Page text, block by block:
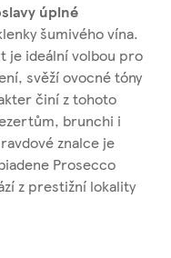
úplné
šumivého vína.
je ideální volbou pro
svěží ovocné tóny
činí z tohoto
brunchi i
znalce je
Prosecco
z prestižní lokality